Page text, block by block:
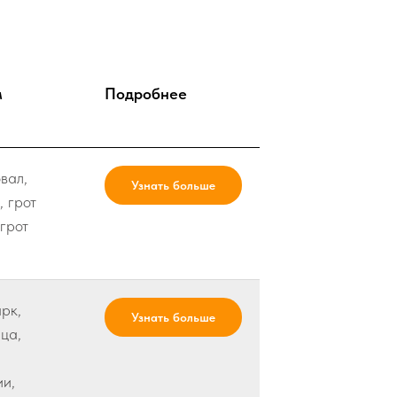
Подробнее
Узнать больше
Узнать больше